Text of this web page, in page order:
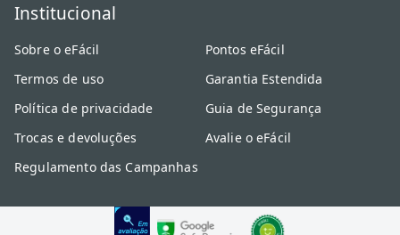
Institucional
Sobre o eFácil
Termos de uso
Política de privacidade
Trocas e devoluções
Regulamento das Campanhas
Pontos eFácil
Garantia Estendida
Guia de Segurança
Avalie o eFácil